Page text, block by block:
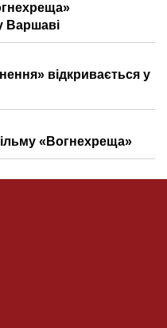
Варшаві
відкривається у
«Вогнехреща»